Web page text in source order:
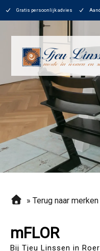
Gratis persoonlijk advies
mFLOR
Bij Tjeu Linssen in
»Terug naar merken